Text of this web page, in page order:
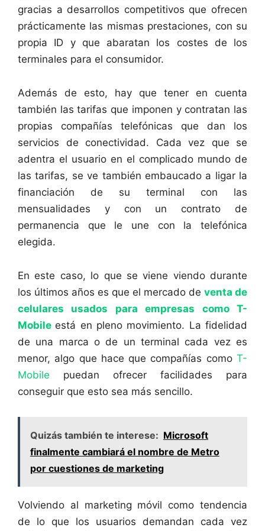
gracias a desarrollos competitivos que ofrecen
prácticamente las mismas prestaciones, con su
propia ID y que abaratan los costes de los
terminales para el consumidor.
Además de esto, hay que tener en cuenta
también las tarifas que imponen y contratan las
propias compañías telefónicas que dan los
servicios de conectividad. Cada vez que se
adentra el usuario en el complicado mundo de
las tarifas, se ve también embaucado a ligar la
financiación de su terminal con las
mensualidades y con un contrato de
permanencia que le une con la telefónica
elegida.
En este caso, lo que se viene viendo durante
los últimos años es que el mercado de venta de
celulares usados para empresas como T-
Mobile está en pleno movimiento. La fidelidad
de una marca o de un terminal cada vez es
menor, algo que hace que compañías como T-
Mobile puedan ofrecer facilidades para
conseguir que esto sea más sencillo.
Quizás también te interese: Microsoft
finalmente cambiará el nombre de Metro
por cuestiones de marketing
Volviendo al marketing móvil como tendencia
de lo que los usuarios demandan cada vez